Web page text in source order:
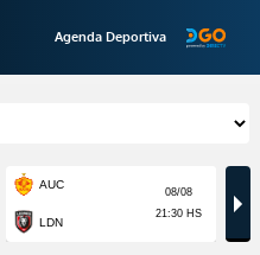
Agenda Deportiva